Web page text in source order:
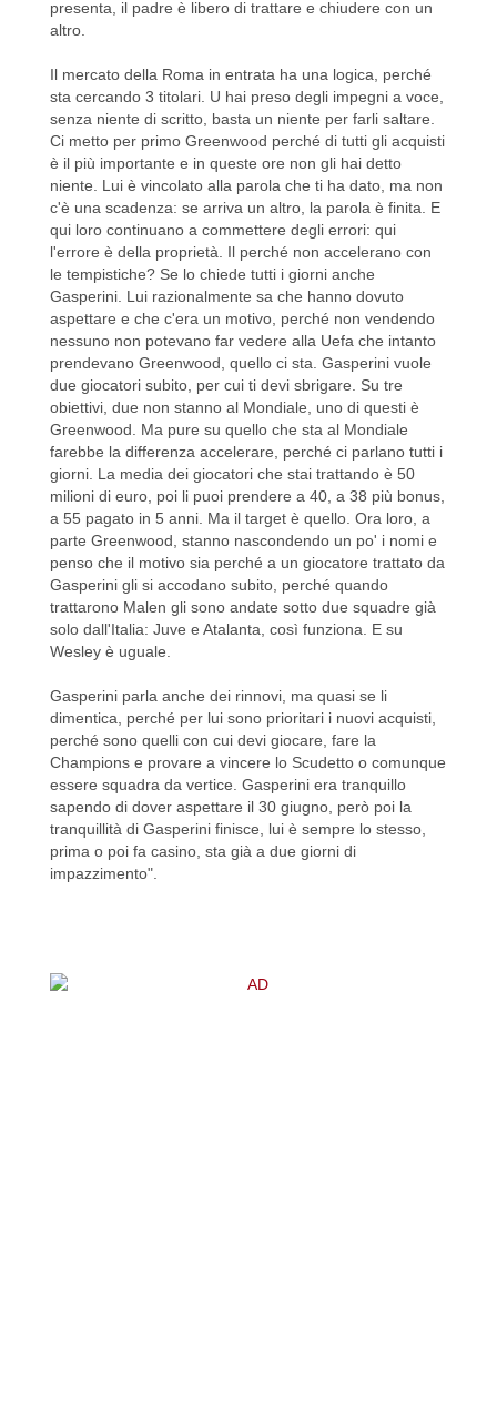
presenta, il padre è libero di trattare e chiudere con un
altro.
Il mercato della Roma in entrata ha una logica, perché
sta cercando 3 titolari. U hai preso degli impegni a voce,
senza niente di scritto, basta un niente per farli saltare.
Ci metto per primo Greenwood perché di tutti gli acquisti
è il più importante e in queste ore non gli hai detto
niente. Lui è vincolato alla parola che ti ha dato, ma non
c'è una scadenza: se arriva un altro, la parola è finita. E
qui loro continuano a commettere degli errori: qui
l'errore è della proprietà. Il perché non accelerano con
le tempistiche? Se lo chiede tutti i giorni anche
Gasperini. Lui razionalmente sa che hanno dovuto
aspettare e che c'era un motivo, perché non vendendo
nessuno non potevano far vedere alla Uefa che intanto
prendevano Greenwood, quello ci sta. Gasperini vuole
due giocatori subito, per cui ti devi sbrigare. Su tre
obiettivi, due non stanno al Mondiale, uno di questi è
Greenwood. Ma pure su quello che sta al Mondiale
farebbe la differenza accelerare, perché ci parlano tutti i
giorni. La media dei giocatori che stai trattando è 50
milioni di euro, poi li puoi prendere a 40, a 38 più bonus,
a 55 pagato in 5 anni. Ma il target è quello. Ora loro, a
parte Greenwood, stanno nascondendo un po' i nomi e
penso che il motivo sia perché a un giocatore trattato da
Gasperini gli si accodano subito, perché quando
trattarono Malen gli sono andate sotto due squadre già
solo dall'Italia: Juve e Atalanta, così funziona. E su
Wesley è uguale.
Gasperini parla anche dei rinnovi, ma quasi se li
dimentica, perché per lui sono prioritari i nuovi acquisti,
perché sono quelli con cui devi giocare, fare la
Champions e provare a vincere lo Scudetto o comunque
essere squadra da vertice. Gasperini era tranquillo
sapendo di dover aspettare il 30 giugno, però poi la
tranquillità di Gasperini finisce, lui è sempre lo stesso,
prima o poi fa casino, sta già a due giorni di
impazzimento".